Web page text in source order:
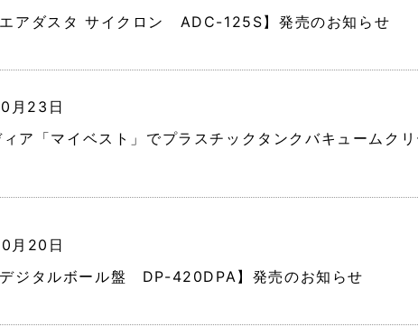
アダスタ サイクロン ADC-125S】発売のお知らせ
月23日
ア「マイベスト」でプラスチックタンクバキュームク
月20日
ジタルボール盤 DP-420DPA】発売のお知らせ